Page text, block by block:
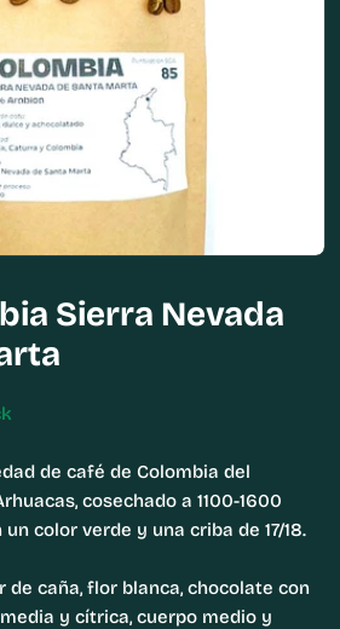
Sierra Nevada
de café de Colombia del
cosechado a 1100-1600
color verde y una criba de 17/18.
de caña, flor blanca, chocolate con
y cítrica, cuerpo medio y